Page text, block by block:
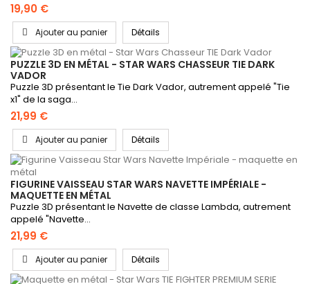
19,90 €
Ajouter au panier Détails
PUZZLE 3D EN MÉTAL - STAR WARS CHASSEUR TIE DARK
VADOR
Puzzle 3D présentant le Tie Dark Vador, autrement appelé "Tie
x1" de la saga...
21,99 €
Ajouter au panier Détails
FIGURINE VAISSEAU STAR WARS NAVETTE IMPÉRIALE -
MAQUETTE EN MÉTAL
Puzzle 3D présentant le Navette de classe Lambda, autrement
appelé "Navette...
21,99 €
Ajouter au panier Détails